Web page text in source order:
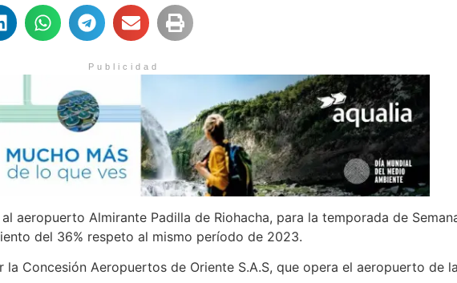
Publicidad
aeropuerto Almirante Padilla de Riohacha, para la temporada de
del 36% respeto al mismo período de 2023.
Concesión Aeropuertos de Oriente S.A.S, que opera el aeropuerto de la